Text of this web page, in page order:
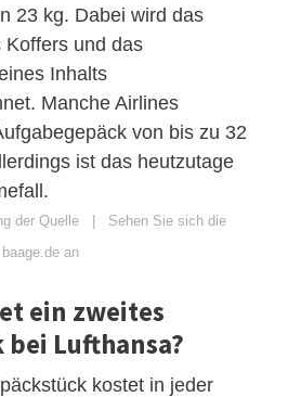
23 kg. Dabei wird das
Koffers und das
Inhalts
Manche Airlines
von bis zu 32
ist das heutzutage
der Quelle | Sehen Sie sich die
an
ein zweites
Lufthansa?
kostet in jeder